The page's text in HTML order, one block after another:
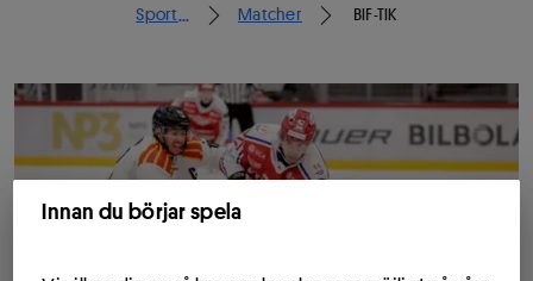
Sport... Matcher BIF-TIK
Innan du börjar spela